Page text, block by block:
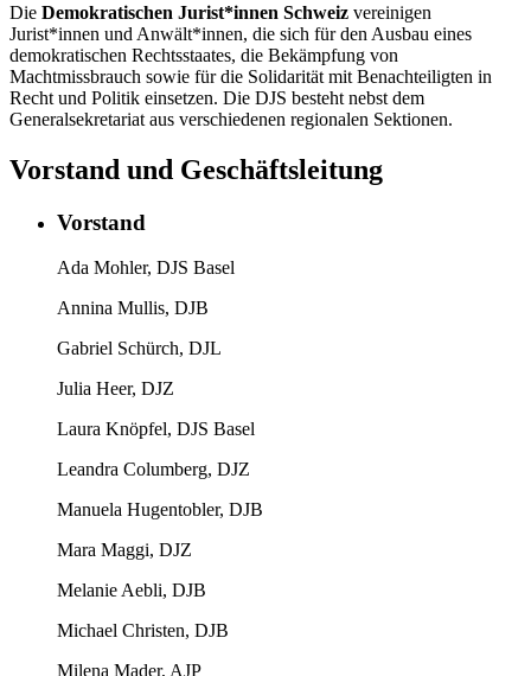
Die Demokratischen Jurist*innen Schweiz vereinigen
Jurist*innen und Anwält*innen, die sich für den Ausbau eines
demokratischen Rechtsstaates, die Bekämpfung von
Machtmissbrauch sowie für die Solidarität mit Benachteiligten in
Recht und Politik einsetzen. Die DJS besteht nebst dem
Generalsekretariat aus verschiedenen regionalen Sektionen.
Vorstand und Geschäftsleitung
Vorstand
Ada Mohler, DJS Basel
Annina Mullis, DJB
Gabriel Schürch, DJL
Julia Heer, DJZ
Laura Knöpfel, DJS Basel
Leandra Columberg, DJZ
Manuela Hugentobler, DJB
Mara Maggi, DJZ
Melanie Aebli, DJB
Michael Christen, DJB
Milena Mader, AJP